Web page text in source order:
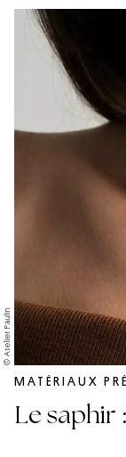
© Atelier Paulin
MATÉRIAUX
Le